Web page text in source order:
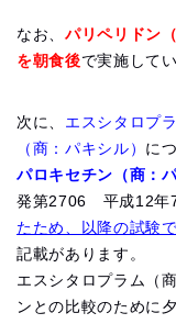
なお、パリペリドン
を朝食後で実施して
次に、 エスシタロプ
（商：パキシル） に
パロキセチン（商：
発第2706 平成12年
たため、以降の試験
記載があります。
エスシタロプラム（
ンとの比較のために